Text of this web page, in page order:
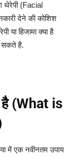
(Facial
देने की कोशिश
हिजामा क्या है
सकते है.
है (What is
में एक नवीनतम उपाय